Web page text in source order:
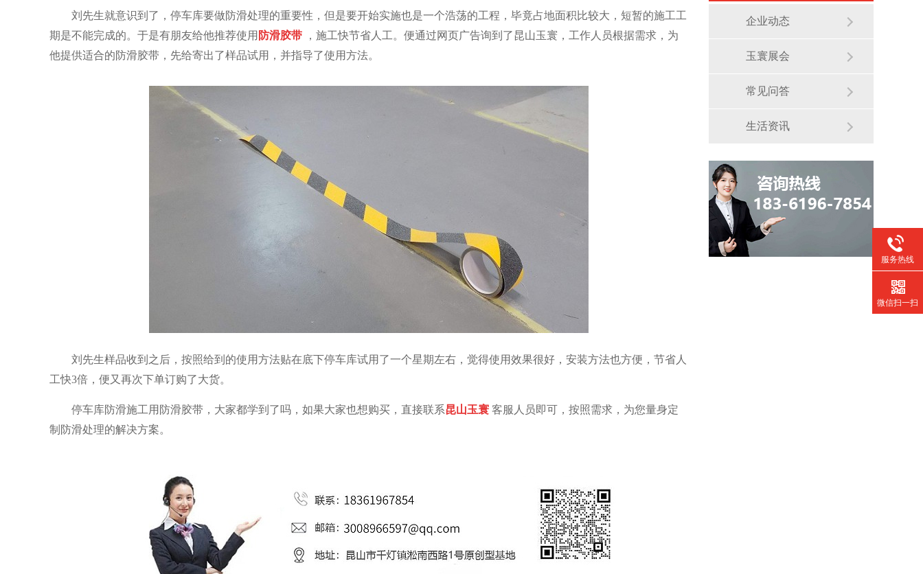
刘先生就意识到了，停车库要做防滑处理的重要性，但是要开始实施也是一个浩荡的工程，毕竟占地面积比较大，短暂的施工工
期是不能完成的。于是有朋友给他推荐使用 防滑胶带
，施工快节省人工。便通过网页广告询到了昆山玉寰，工作人员根据需求，为
他提供适合的防滑胶带，先给寄出了样品试用，并指导了使用方法。
刘先生样品收到之后，按照给到的使用方法贴在底下停车库试用了一个星期左右，觉得使用效果很好，安装方法也方便，节省人
工快3倍，便又再次下单订购了大货。
停车库防滑施工用防滑胶带，大家都学到了吗，如果大家也想购买，直接联系昆山玉寰 客服人员即可，按照需求，为您量身定
制防滑处理的解决方案。
企业动态
玉寰展会
常见问答
生活资讯
服务热线
微信扫一扫